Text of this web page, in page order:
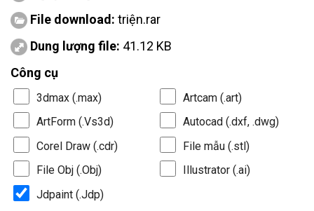
File download: triện.rar
Dung lượng file: 41.12 KB
Công cụ
3dmax (.max)
Artcam (.art)
ArtForm (.Vs3d)
Autocad (.dxf, .dwg)
Corel Draw (.cdr)
File mẫu (.stl)
File Obj (.Obj)
Illustrator (.ai)
Jdpaint (.Jdp)